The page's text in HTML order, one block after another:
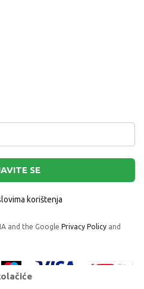
SE
korištenja
and the Google Privacy Policy and